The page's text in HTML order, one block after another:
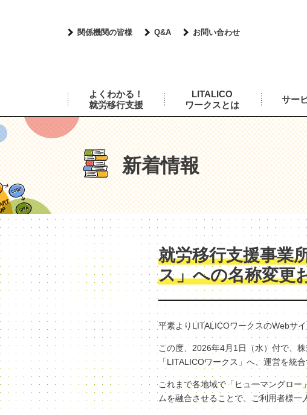
関係機関の皆様 Q&A お問い合わせ
よくわかる！
就労移行支援
LITALICO
ワークスとは
サー
新着情報
就労移行支援事業
ス」への名称変更
平素よりLITALICOワークスのWebサ
この度、2026年4月1日（水）付で、
「LITALICOワークス」へ、運営を統
これまで各地域で「ヒューマングロ
ムを融合させることで、ご利用者様